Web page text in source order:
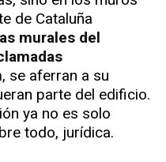
de Cataluña
murales del
, se aferran a su
parte del edificio.
ya no es solo
todo, jurídica.